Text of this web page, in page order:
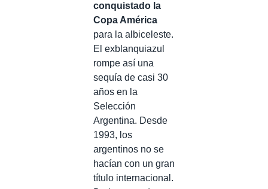
conquistado la
Copa América
para la albiceleste.
El exblanquiazul
rompe así una
sequía de casi 30
años en la
Selección
Argentina. Desde
1993, los
argentinos no se
hacían con un gran
título internacional.